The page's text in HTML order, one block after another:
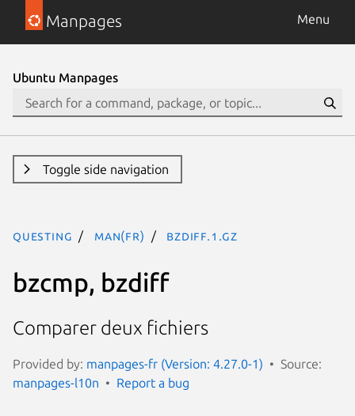
Manpages Menu
Ubuntu Manpages
Toggle side navigation
questing man(fr) bzdiff.1.gz
bzcmp, bzdiff
Comparer deux fichiers
Provided by: manpages-fr (Version: 4.27.0-1)
Source:
manpages-l10n
Report a bug